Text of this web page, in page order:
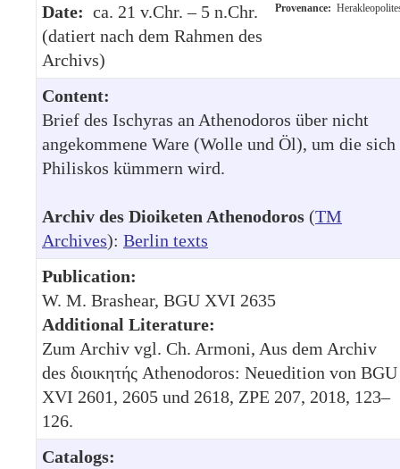
Date: ca. 21 v.Chr. – 5 n.Chr.
(datiert nach dem Rahmen des
Archivs)
Provenance:
Content:
Brief des Ischyras an Athenodoros über nicht
angekommene Ware (Wolle und Öl), um die sich
Philiskos kümmern wird.
Archiv des Dioiketen Athenodoros (TM
Archives): Berlin texts
Publication:
W. M. Brashear, BGU XVI 2635
Additional Literature:
Zum Archiv vgl. Ch. Armoni, Aus dem Archiv
des διοικητής Athenodoros: Neuedition von BGU
XVI 2601, 2605 und 2618, ZPE 207, 2018, 123–
126.
Catalogs: